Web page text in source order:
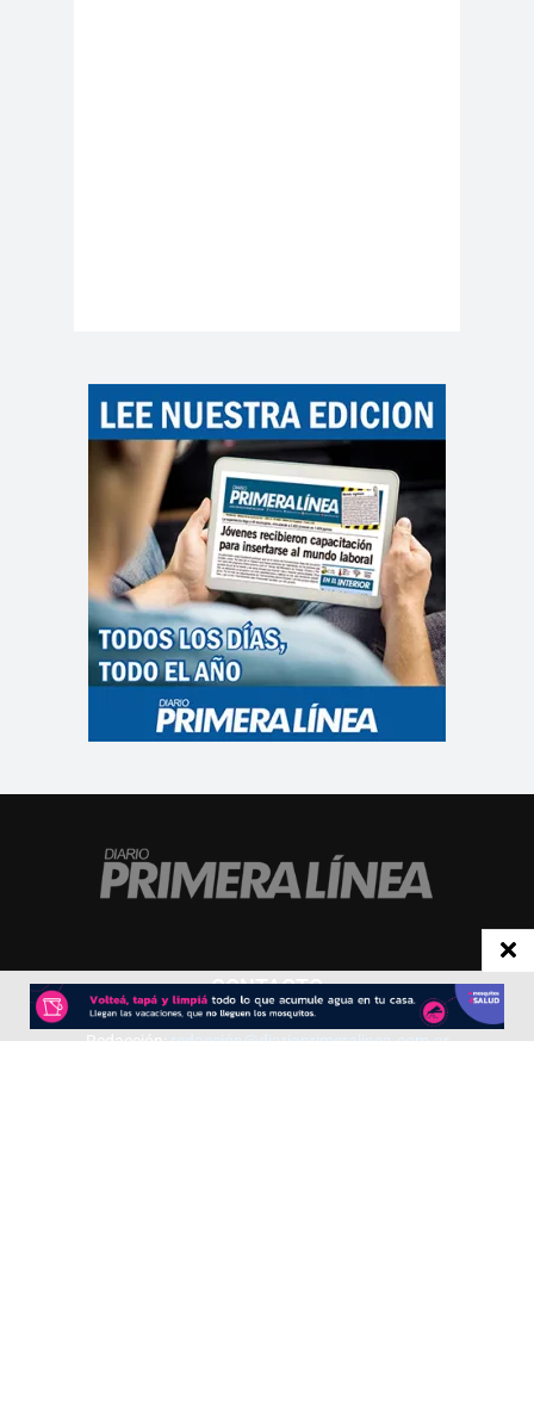
CONTACTO
Redacción:redacción@diarioprimeralinea.com.ar